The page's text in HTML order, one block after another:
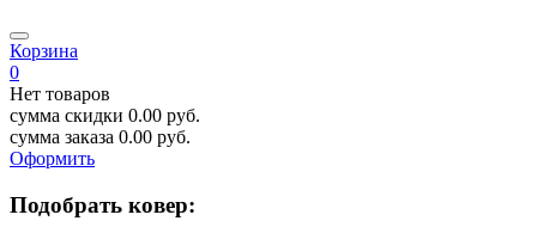
Корзина
0
Нет товаров
сумма скидки 0.00 руб.
сумма заказа 0.00 руб.
Оформить
Подобрать ковер: